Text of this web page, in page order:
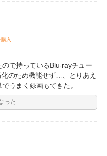
購入
で持っているBlu-rayチュー
のため機能せず…、とりあえ
うまく録画もできた。
った